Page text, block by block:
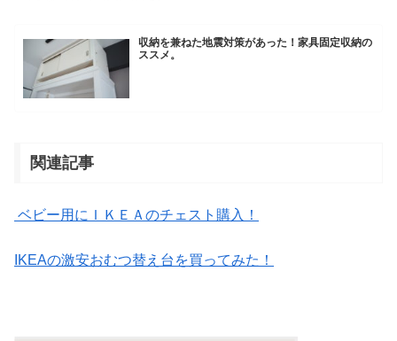
収納を兼ねた地震対策があった！家具固定収納の
ススメ。
関連記事
ベビー用にＩＫＥＡのチェスト購入！
IKEAの激安おむつ替え台を買ってみた！